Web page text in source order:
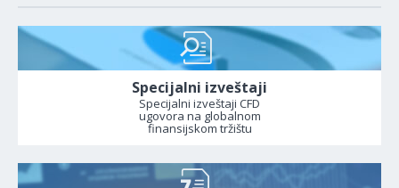
Specijalni izveštaji
Specijalni izveštaji CFD
ugovora na globalnom
finansijskom tržištu